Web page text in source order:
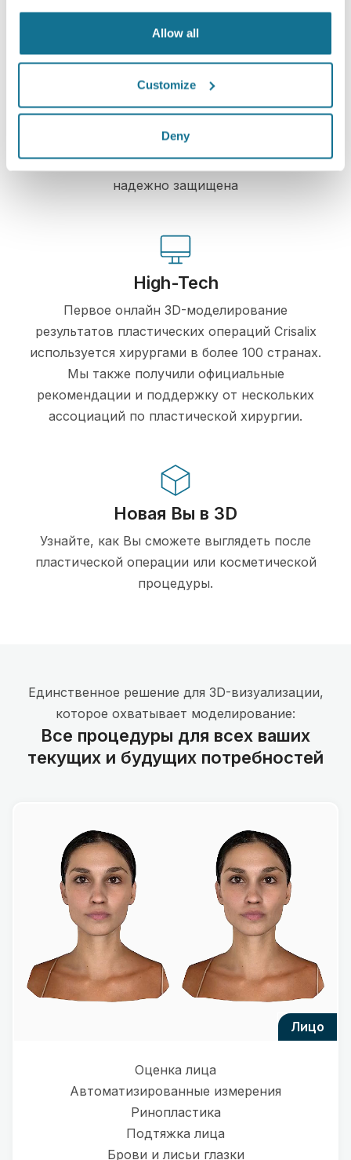
Allow all
Customize
Deny
Просто и безопасно
конфиденциальности. Наши серверы
полностью зашифрованы, ваша информация
надежно защищена
High-Tech
Первое онлайн 3D-моделирование
результатов пластических операций Crisalix
используется хирургами в более 100 странах.
Мы также получили официальные
рекомендации и поддержку от нескольких
ассоциаций по пластической хирургии.
Новая Вы в 3D
Узнайте, как Вы сможете выглядеть после
пластической операции или косметической
процедуры.
Единственное решение для 3D-визуализации,
которое охватывает моделирование:
Все процедуры для всех ваших
текущих и будущих потребностей
лицо
Оценка лица
Автоматизированные измерения
Ринопластика
Подтяжка лица
Брови и лисьи глазки